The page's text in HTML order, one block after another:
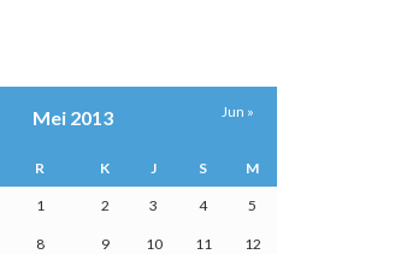
Mei 2013
R K J S M
1 2 3 4 5
8 9 10 11 12
Jun »